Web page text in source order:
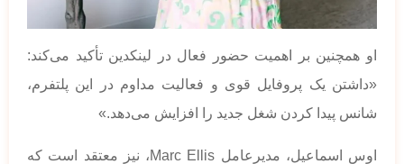
او همچنین بر اهمیت حضور فعال در لینکدین تأکید می‌کند:
«داشتن یک پروفایل قوی و فعالیت مداوم در این پلتفرم،
شانس پیدا کردن شغل جدید را افزایش می‌دهد.»
اوس اسماعیل، مدیرعامل Marc Ellis، نیز معتقد است که